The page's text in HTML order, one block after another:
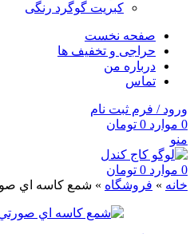
کبریت گوگرد رنگی
صفحه نخست
حراجی و تخفیف ها
درباره من
تماس
ورود / فرم ثبت نام
0 موارد 0 تومان
منو
0 موارد 0 تومان
خانه » فروشگاه » شمع كاسه اي